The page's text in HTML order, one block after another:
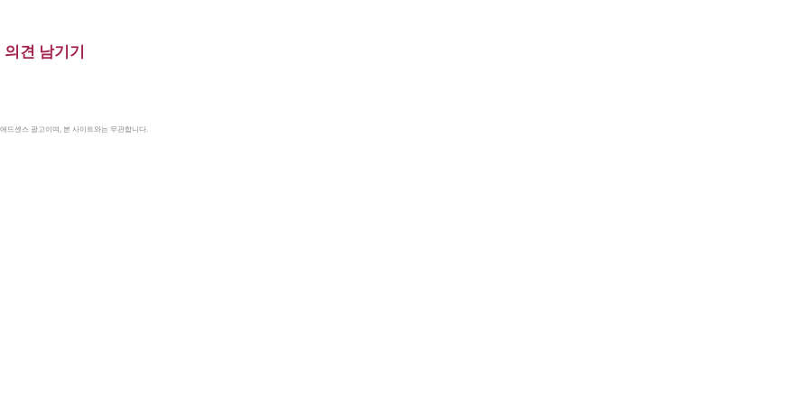
의견 남기기
드센스 광고이며, 본 사이트와는 무관합니다.